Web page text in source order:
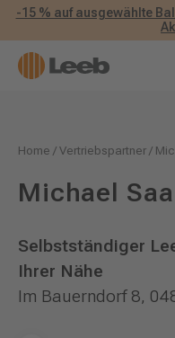
-15 % auf ausgewählte
Home /Vertriebspartner/
Michael
Selbstständiger
Ihrer Nähe
Im Bauerndorf 8,